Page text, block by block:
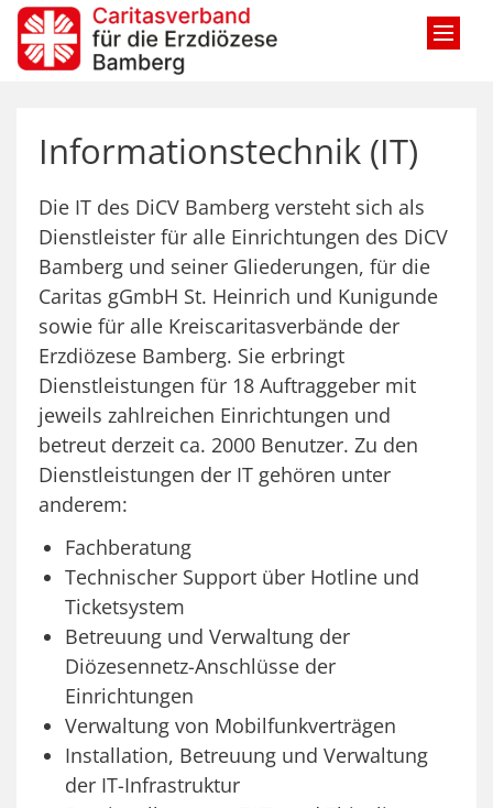
Zum Inhalt springen
Informationstechnik (IT)
Die IT des DiCV Bamberg versteht sich als
Dienstleister für alle Einrichtungen des DiCV
Bamberg und seiner Gliederungen, für die
Caritas gGmbH St. Heinrich und Kunigunde
sowie für alle Kreiscaritasverbände der
Erzdiözese Bamberg. Sie erbringt
Dienstleistungen für 18 Auftraggeber mit
jeweils zahlreichen Einrichtungen und
betreut derzeit ca. 2000 Benutzer. Zu den
Dienstleistungen der IT gehören unter
anderem:
Fachberatung
Technischer Support über Hotline und
Ticketsystem
Betreuung und Verwaltung der
Diözesennetz-Anschlüsse der
Einrichtungen
Verwaltung von Mobilfunkverträgen
Installation, Betreuung und Verwaltung
der IT-Infrastruktur